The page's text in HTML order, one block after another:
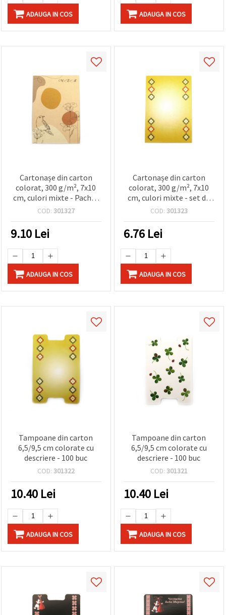
ADAUGA IN COS ADAUGA IN COS
Cartonașe din carton
colorat, 300 g/m², 7x10
cm, culori mixte - Pachet
de 100 bucăți
COD: 301327
9.10 Lei
ADAUGA IN COS
Cartonașe din carton
colorat, 300 g/m², 7x10
cm, culori mixte - set de
100 bucăți
COD: 301323
6.76 Lei
ADAUGA IN COS
Tampoane din carton
6,5/9,5 cm colorate cu
descriere - 100 buc
COD: 301322
10.40 Lei
ADAUGA IN COS
Tampoane din carton
6,5/9,5 cm colorate cu
descriere - 100 buc
COD: 301321
10.40 Lei
ADAUGA IN COS